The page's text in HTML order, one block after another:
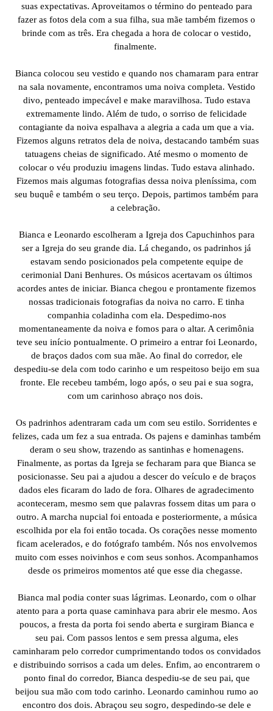
suas expectativas. Aproveitamos o término do penteado para
fazer as fotos dela com a sua filha, sua mãe também fizemos o
brinde com as três. Era chegada a hora de colocar o vestido,
finalmente.
Bianca colocou seu vestido e quando nos chamaram para entrar
na sala novamente, encontramos uma noiva completa. Vestido
divo, penteado impecável e make maravilhosa. Tudo estava
extremamente lindo. Além de tudo, o sorriso de felicidade
contagiante da noiva espalhava a alegria a cada um que a via.
Fizemos alguns retratos dela de noiva, destacando também suas
tatuagens cheias de significado. Até mesmo o momento de
colocar o véu produziu imagens lindas. Tudo estava alinhado.
Fizemos mais algumas fotografias dessa noiva pleníssima, com
seu buquê e também o seu terço. Depois, partimos também para
a celebração.
Bianca e Leonardo escolheram a Igreja dos Capuchinhos para
ser a Igreja do seu grande dia. Lá chegando, os padrinhos já
estavam sendo posicionados pela competente equipe de
cerimonial Dani Benhures. Os músicos acertavam os últimos
acordes antes de iniciar. Bianca chegou e prontamente fizemos
nossas tradicionais fotografias da noiva no carro. E tinha
companhia coladinha com ela. Despedimo-nos
momentaneamente da noiva e fomos para o altar. A cerimônia
teve seu início pontualmente. O primeiro a entrar foi Leonardo,
de braços dados com sua mãe. Ao final do corredor, ele
despediu-se dela com todo carinho e um respeitoso beijo em sua
fronte. Ele recebeu também, logo após, o seu pai e sua sogra,
com um carinhoso abraço nos dois.
Os padrinhos adentraram cada um com seu estilo. Sorridentes e
felizes, cada um fez a sua entrada. Os pajens e daminhas também
deram o seu show, trazendo as santinhas e homenagens.
Finalmente, as portas da Igreja se fecharam para que Bianca se
posicionasse. Seu pai a ajudou a descer do veículo e de braços
dados eles ficaram do lado de fora. Olhares de agradecimento
aconteceram, mesmo sem que palavras fossem ditas um para o
outro. A marcha nupcial foi entoada e posteriormente, a música
escolhida por ela foi então tocada. Os corações nesse momento
ficam acelerados, e do fotógrafo também. Nós nos envolvemos
muito com esses noivinhos e com seus sonhos. Acompanhamos
desde os primeiros momentos até que esse dia chegasse.
Bianca mal podia conter suas lágrimas. Leonardo, com o olhar
atento para a porta quase caminhava para abrir ele mesmo. Aos
poucos, a fresta da porta foi sendo aberta e surgiram Bianca e
seu pai. Com passos lentos e sem pressa alguma, eles
caminharam pelo corredor cumprimentando todos os convidados
e distribuindo sorrisos a cada um deles. Enfim, ao encontrarem o
ponto final do corredor, Bianca despediu-se de seu pai, que
beijou sua mão com todo carinho. Leonardo caminhou rumo ao
encontro dos dois. Abraçou seu sogro, despedindo-se dele e